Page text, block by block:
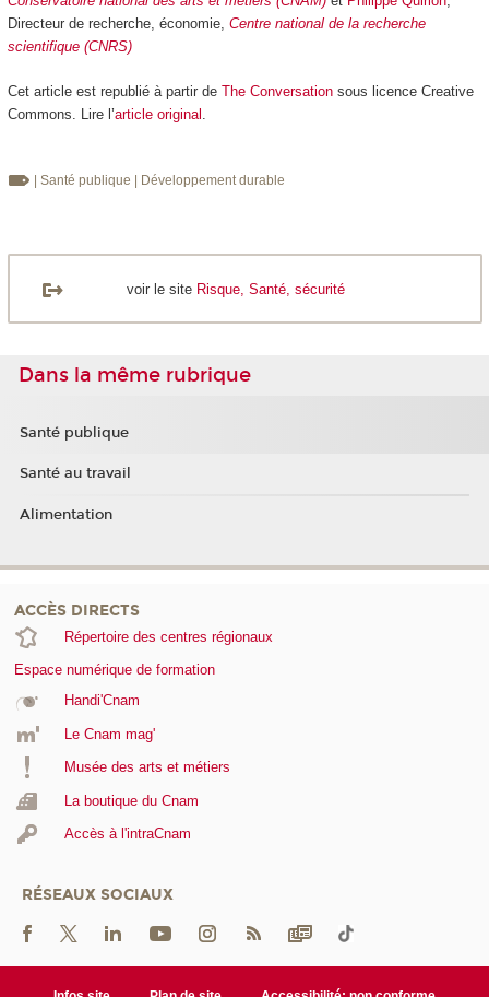
Directeur de recherche, économie, Centre national de la recherche
scientifique (CNRS)
Cet article est republié à partir de The Conversationsous licence Creative
Commons. Lire l’article original
| Santé publique | Développement durable
voir le site Risque, Santé, sécurité
Dans la même rubrique
Santé publique
Santé au travail
Alimentation
ACCÈS DIRECTS
Répertoire des centres régionaux
Espace numérique de formation
Handi'Cnam
Le Cnam mag'
Musée des arts et métiers
La boutique du Cnam
Accès à l'intraCnam
RÉSEAUX SOCIAUX